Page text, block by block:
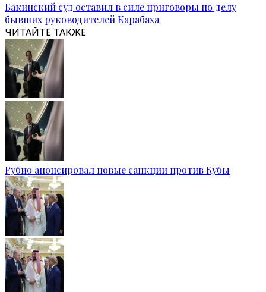
Бакинский суд оставил в силе приговоры по делу
бывших руководителей Карабаха
ЧИТАЙТЕ ТАКЖЕ
Рубио анонсировал новые санкции против Кубы